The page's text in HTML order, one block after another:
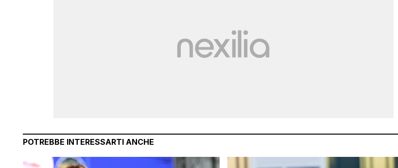
POTREBBE INTERESSARTI ANCHE